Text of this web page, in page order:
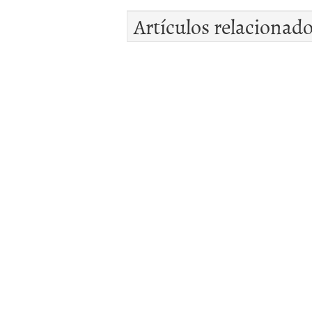
Artículos